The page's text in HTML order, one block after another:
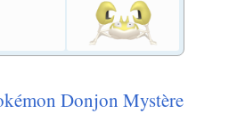
Donjon Mystère